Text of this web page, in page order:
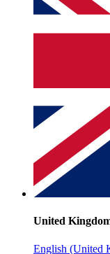
United
English (United